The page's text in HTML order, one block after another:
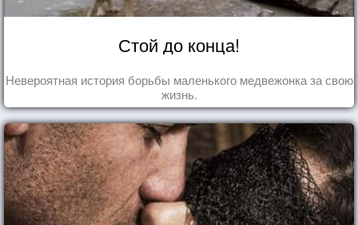
Стой до конца!
Невероятная история борьбы маленького медвежонка за свою
жизнь.